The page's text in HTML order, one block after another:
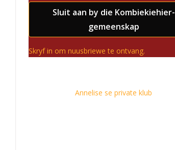
Sluit aan by die Kombiekiehier-
gemeenskap
Skryf in om nuusbriewe te ontvang.
Annelise se private klub